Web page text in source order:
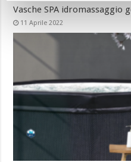
Vasche SPA idromassaggio
11 Aprile 2022